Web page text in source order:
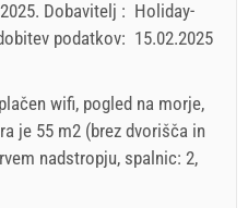
- 31. dec. 2026 / - 10 %
- 30.06. / 01.09. - 31.12.):
. Dobavitelj : Holiday-
podatkov: 15.02.2025
wifi, pogled na morje,
je 55 m2 (brez dvorišča in
nadstropju, spalnic: 2,